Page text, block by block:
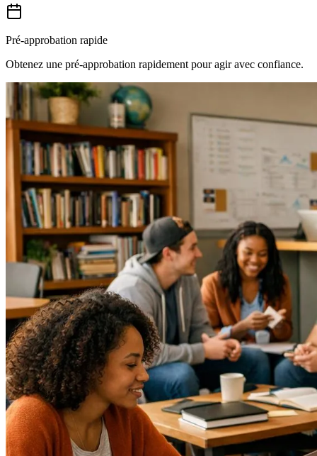
Pré-approbation rapide
Obtenez une pré-approbation rapidement pour agir avec confiance.